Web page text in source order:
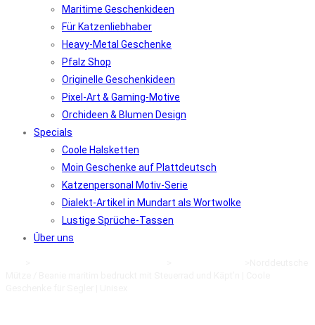
Maritime Geschenkideen
Für Katzenliebhaber
Heavy-Metal Geschenke
Pfalz Shop
Originelle Geschenkideen
Pixel-Art & Gaming-Motive
Orchideen & Blumen Design
Specials
Coole Halsketten
Moin Geschenke auf Plattdeutsch
Katzenpersonal Motiv-Serie
Dialekt-Artikel in Mundart als Wortwolke
Lustige Sprüche-Tassen
Über uns